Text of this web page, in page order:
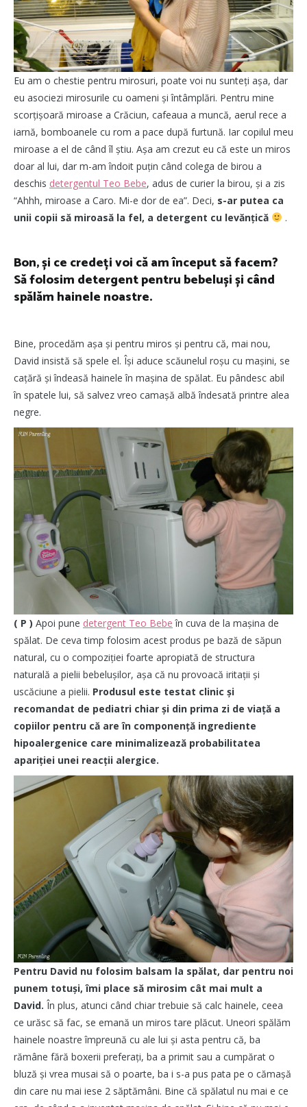
Eu am o chestie pentru mirosuri, poate voi nu sunteți așa, dar
eu asociezi mirosurile cu oameni și întâmplări. Pentru mine
scorțișoară miroase a Crăciun, cafeaua a muncă, aerul rece a
iarnă, bomboanele cu rom a pace după furtună. Iar copilul meu
miroase a el de când îl știu. Așa am crezut eu că este un miros
doar al lui, dar m-am îndoit puțin când colega de birou a
deschis detergentul Teo Bebe, adus de curier la birou, și a zis
“Ahhh, miroase a Caro. Mi-e dor de ea”. Deci, s-ar putea ca
unii copii să miroasă la fel, a detergent cu levănțică
.
Bon, și ce credeți voi că am început să facem?
Să folosim detergent pentru bebeluși și când
spălăm hainele noastre.
Bine, procedăm așa și pentru miros și pentru că, mai nou,
David insistă să spele el. Își aduce scăunelul roșu cu mașini, se
cațără și îndeasă hainele în mașina de spălat. Eu pândesc abil
în spatele lui, să salvez vreo camașă albă îndesată printre alea
negre.
( P ) Apoi pune detergent Teo Bebe în cuva de la mașina de
spălat. De ceva timp folosim acest produs pe bază de săpun
natural, cu o compoziției foarte apropiată de structura
naturală a pielii bebelușilor, așa că nu provoacă iritații și
uscăciune a pielii. Produsul este testat clinic și
recomandat de pediatri chiar și din prima zi de viață a
copiilor pentru că are în componență ingrediente
hipoalergenice care minimalizează probabilitatea
apariției unei reacții alergice.
Pentru David nu folosim balsam la spălat, dar pentru noi
punem totuși, îmi place să mirosim cât mai mult a
David. În plus, atunci când chiar trebuie să calc hainele, ceea
ce urăsc să fac, se emană un miros tare plăcut. Uneori spălăm
hainele noastre împreună cu ale lui și asta pentru că, ba
rămâne fără boxerii preferați, ba a primit sau a cumpărat o
bluză și vrea musai să o poarte, ba i s-a pus pata pe o cămașă
din care nu mai iese 2 săptămâni. Bine că spălatul nu mai e ce